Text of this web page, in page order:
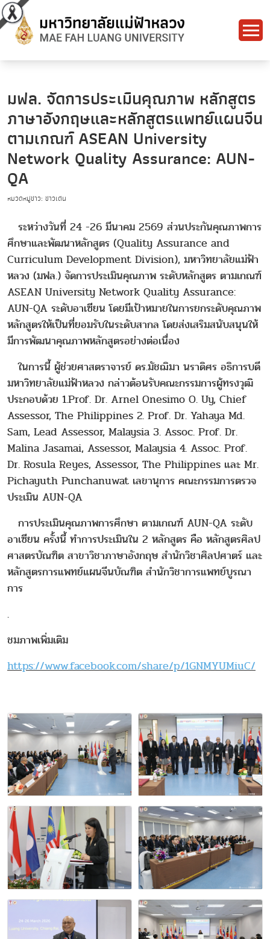
มฟล. จัดการประเมินคุณภาพ หลักสูตร
ภาษาอังกฤษและหลักสูตรแพทย์แผนจีน
ตามเกณฑ์ ASEAN University
Network Quality Assurance: AUN-
QA
หมวดหมู่ข่าว: ข่าวเด่น
ระหว่างวันที่ 24 -26 มีนาคม 2569 ส่วนประกันคุณภาพการ
ศึกษาและพัฒนาหลักสูตร (Quality Assurance and
Curriculum Development Division), มหาวิทยาลัยแม่ฟ้า
หลวง (มฟล.) จัดการประเมินคุณภาพ ระดับหลักสูตร ตามเกณฑ์
ASEAN University Network Quality Assurance:
AUN-QA ระดับอาเซียน โดยมีเป้าหมายในการยกระดับคุณภาพ
หลักสูตรให้เป็นที่ยอมรับในระดับสากล โดยส่งเสริมสนับสนุนให้
มีการพัฒนาคุณภาพหลักสูตรอย่างต่อเนื่อง
ในการนี้ ผู้ช่วยศาสตราจารย์ ดร.มัชฌิมา นราดิศร อธิการบดี
มหาวิทยาลัยแม่ฟ้าหลวง กล่าวต้อนรับคณะกรรมการผู้ทรงวุฒิ
ประกอบด้วย 1.Prof. Dr. Arnel Onesimo O. Uy, Chief
Assessor, The Philippines 2. Prof. Dr. Yahaya Md.
Sam, Lead Assessor, Malaysia 3. Assoc. Prof. Dr.
Malina Jasamai, Assessor, Malaysia 4. Assoc. Prof.
Dr. Rosula Reyes, Assessor, The Philippines และ Mr.
Pichayuth Punchanuwat เลขานุการ คณะกรรมการตรวจ
ประเมิน AUN-QA
การประเมินคุณภาพการศึกษา ตามเกณฑ์ AUN-QA ระดับ
อาเซียน ครั้งนี้ ทำการประเมินใน 2 หลักสูตร คือ หลักสูตรศิลป
ศาสตรบัณฑิต สาขาวิชาภาษาอังกฤษ สำนักวิชาศิลปศาตร์ และ
หลักสูตรการแพทย์แผนจีนบัณฑิต สำนักวิชาการแพทย์บูรณา
การ
.
ชมภาพเพิ่มเติม
https://www.facebook.com/share/p/1GNMYUMiuC/